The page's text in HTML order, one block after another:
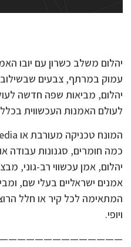
יהלום משלב כשרון עם יובו
עמוק במרתף, צבעים
יהלום, מביאות שפה חדשה
לעולם האמנות העכשווית
כמה חומרים, סגנונות עבודה
יהלום, אמן עכשווי רב-גוני,
אמנים ישראליים בעלי שם,
המתאימה לכל קיר או חלל
ויופי.